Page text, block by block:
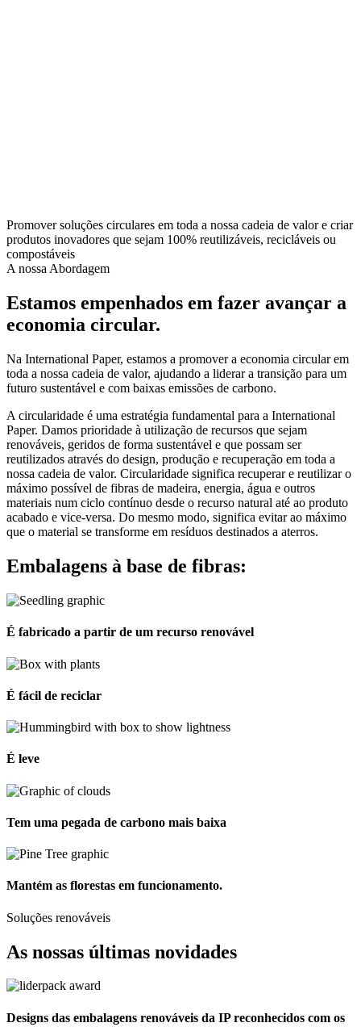
Promover soluções circulares em toda a nossa cadeia de valor e criar
produtos inovadores que sejam 100% reutilizáveis, recicláveis ou
compostáveis
A nossa Abordagem
Estamos empenhados em fazer avançar a
economia circular.
Na International Paper, estamos a promover a economia circular em
toda a nossa cadeia de valor, ajudando a liderar a transição para um
futuro sustentável e com baixas emissões de carbono.
A circularidade é uma estratégia fundamental para a International
Paper. Damos prioridade à utilização de recursos que sejam
renováveis, geridos de forma sustentável e que possam ser
reutilizados através do design, produção e recuperação em toda a
nossa cadeia de valor. Circularidade significa recuperar e reutilizar o
máximo possível de fibras de madeira, energia, água e outros
materiais num ciclo contínuo desde o recurso natural até ao produto
acabado e vice-versa. Do mesmo modo, significa evitar ao máximo
que o material se transforme em resíduos destinados a aterros.
Embalagens à base de fibras:
É fabricado a partir de um recurso renovável
É fácil de reciclar
É leve
Tem uma pegada de carbono mais baixa
Mantém as florestas em funcionamento.
Soluções renováveis
As nossas últimas novidades
Designs das embalagens renováveis da IP reconhecidos com os